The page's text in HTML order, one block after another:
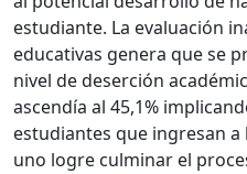
estudiante. La evaluación
educativas genera que se
nivel de deserción
ascendía al 45,1%
estudiantes que ingresan
uno logre culminar el